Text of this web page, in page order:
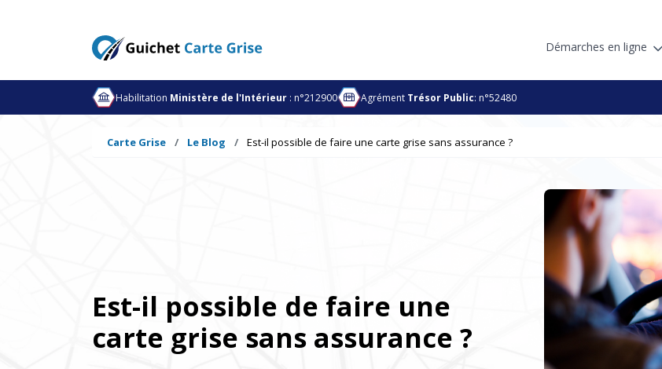
Démarches en ligne
Habilitation Ministère de l'Intérieur : n°212900 Agrément Trésor Public: n°52480
Carte Grise Le Blog Est-il possible de faire une carte grise sans assurance ?
Est-il possible de faire une
carte grise sans assurance ?